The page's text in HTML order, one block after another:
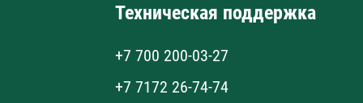
Техническая поддержка
+7 700 200-03-27
+7 7172 26-74-74